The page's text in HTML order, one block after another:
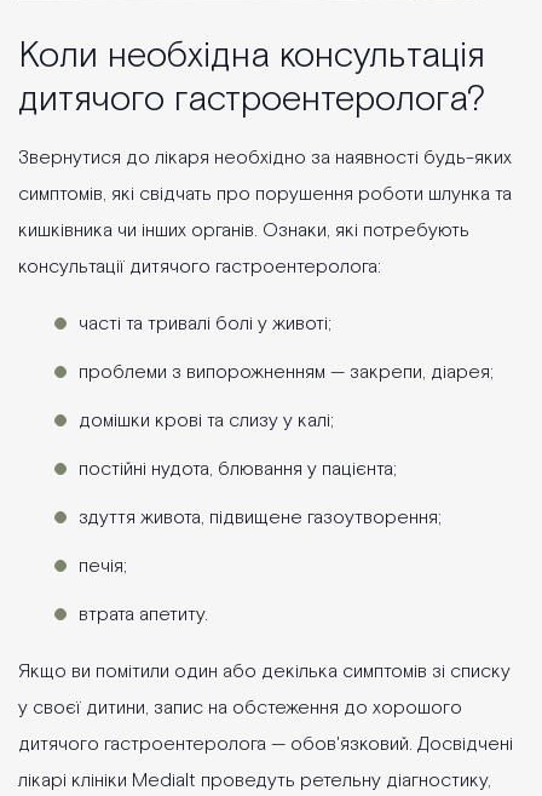
Коли необхідна консультація
дитячого гастроентеролога?
Звернутися до лікаря необхідно за наявності будь-яких
симптомів, які свідчать про порушення роботи шлунка та
кишківника чи інших органів. Ознаки, які потребують
консультації дитячого гастроентеролога:
часті та тривалі болі у животі;
проблеми з випорожненням — закрепи, діарея;
домішки крові та слизу у калі;
постійні нудота, блювання у пацієнта;
здуття живота, підвищене газоутворення;
печія;
втрата апетиту.
Якщо ви помітили один або декілька симптомів зі списку
у своєї дитини, запис на обстеження до хорошого
дитячого гастроентеролога — обов'язковий. Досвідчені
лікарі клініки Medialt проведуть ретельну діагностику,